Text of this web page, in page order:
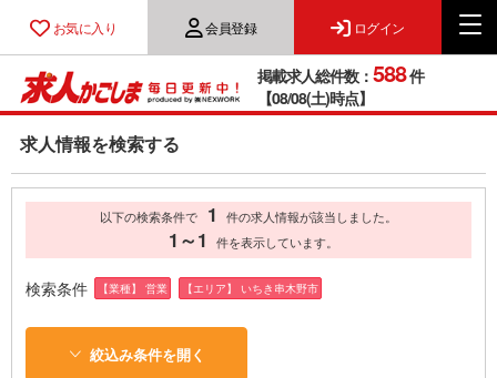
お気に入り 会員登録 ログイン
掲載求人総件数： 588件
【08/08(土)時点】
求人情報を検索する
以下の検索条件で 1 件の求人情報が該当しました。
1～1 件を表示しています。
検索条件 【業種】 営業 【エリア】 いちき串木野市
絞込み条件を開く